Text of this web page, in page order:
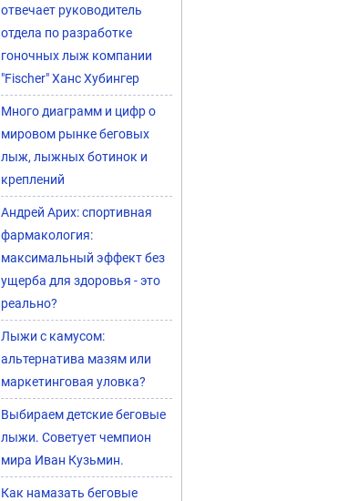
отвечает руководитель
отдела по разработке
гоночных лыж компании
"Fischer" Ханс Хубингер
Много диаграмм и цифр о
мировом рынке беговых
лыж, лыжных ботинок и
креплений
Андрей Арих: спортивная
фармакология:
максимальный эффект без
ущерба для здоровья - это
реально?
Лыжи с камусом:
альтернатива мазям или
маркетинговая уловка?
Выбираем детские беговые
лыжи. Советует чемпион
мира Иван Кузьмин.
Как намазать беговые